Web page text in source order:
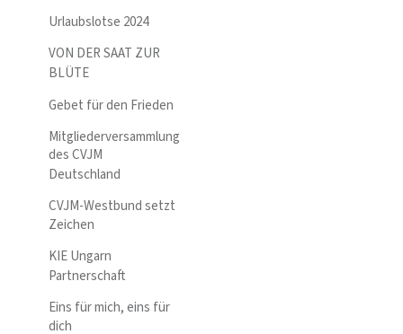
Urlaubslotse 2024
VON DER SAAT ZUR
BLÜTE
Gebet für den Frieden
Mitgliederversammlung
des CVJM
Deutschland
CVJM-Westbund setzt
Zeichen
KIE Ungarn
Partnerschaft
Eins für mich, eins für
dich